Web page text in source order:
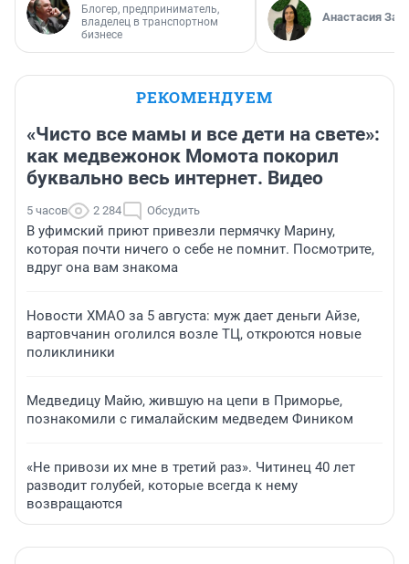
Блогер, предприниматель,
владелец в транспортном
бизнесе
Анастасия
РЕКОМЕНДУЕМ
«Чисто все мамы и все дети на свете»:
как медвежонок Момота покорил
буквально весь интернет. Видео
5 часов 2 284 Обсудить
В уфимский приют привезли пермячку Марину,
которая почти ничего о себе не помнит. Посмотрите,
вдруг она вам знакома
Новости ХМАО за 5 августа: муж дает деньги Айзе,
вартовчанин оголился возле ТЦ, откроются новые
поликлиники
Медведицу Майю, жившую на цепи в Приморье,
познакомили с гималайским медведем Фиником
«Не привози их мне в третий раз». Читинец 40 лет
разводит голубей, которые всегда к нему
возвращаются